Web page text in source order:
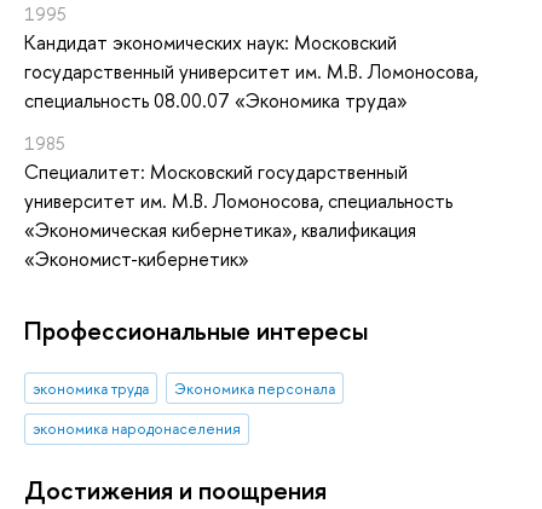
1995
Кандидат экономических наук: Московский
государственный университет им. М.В. Ломоносова,
специальность 08.00.07 «Экономика труда»
1985
Специалитет: Московский государственный
университет им. М.В. Ломоносова, специальность
«Экономическая кибернетика», квалификация
«Экономист-кибернетик»
Профессиональные интересы
экономика труда
Экономика персонала
экономика народонаселения
Достижения и поощрения